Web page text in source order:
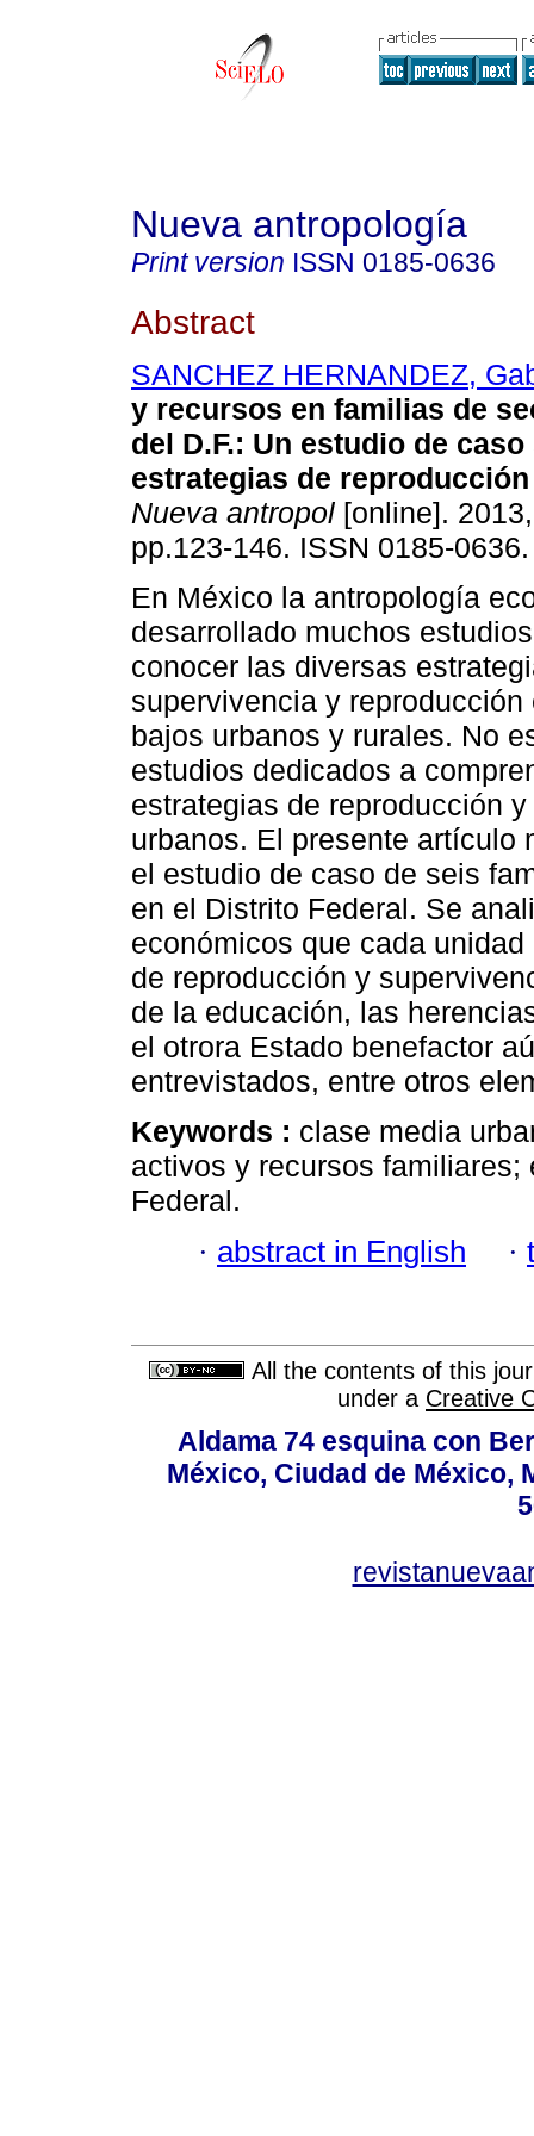
Nueva antropología
Print version ISSN 0185-0636
Abstract
SANCHEZ HERNANDEZ,
y recursos en familias de
del D.F.: Un estudio de caso
estrategias de
Nueva antropol [online].
pp.123-146. ISSN 0185-0636.
En México la antropología
desarrollado muchos
conocer las diversas
supervivencia y reproducción
bajos urbanos y rurales. No
estudios dedicados a
estrategias de reproducción
urbanos. El presente artículo
el estudio de caso de seis
en el Distrito Federal. Se
económicos que cada
de reproducción y
de la educación, las
el otrora Estado benefactor
entrevistados, entre otros
Keywords : clase media
activos y recursos
Federal.
· abstract in English ·
All the contents of this
under a Creative
Aldama 74 esquina con
México, Ciudad de México,